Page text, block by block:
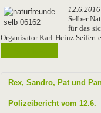
12.6.2016
Selber
für das
Organisator Karl-Heinz Seifert
Rex, Sandro, Pat und
Polizeibericht vom 12.6.